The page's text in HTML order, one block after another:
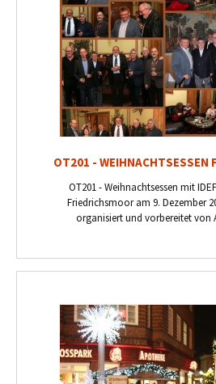
OT201 - WEIHNACHTSESSEN
OT201 - Weihnachtsessen mit
Friedrichsmoor am 9. Dezember
organisiert und vorbereitet von